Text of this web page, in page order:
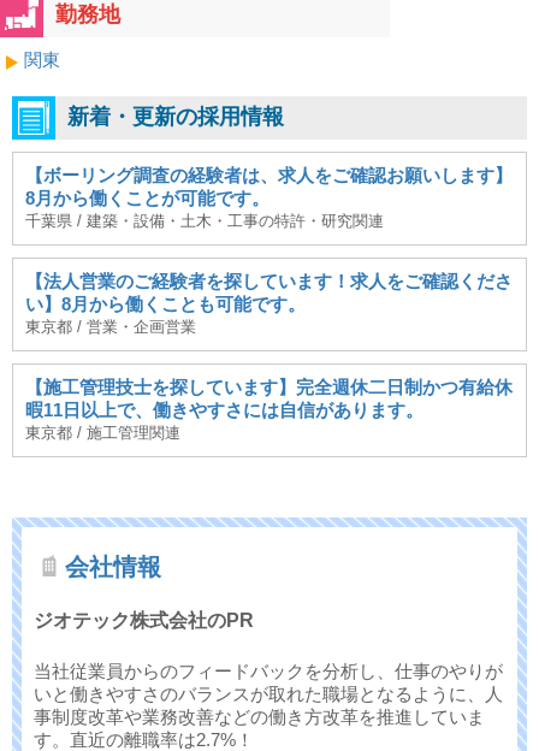
勤務地
関東
新着・更新の採用情報
【ボーリング調査の経験者は、求人をご確認お願いします】
8月から働くことが可能です。
千葉県 / 建築・設備・土木・工事の特許・研究関連
【法人営業のご経験者を探しています！求人をご確認くださ
い】8月から働くことも可能です。
東京都 / 営業・企画営業
【施工管理技士を探しています】完全週休二日制かつ有給休
暇11日以上で、働きやすさには自信があります。
東京都 / 施工管理関連
会社情報
ジオテック株式会社のPR
当社従業員からのフィードバックを分析し、仕事のやりが
いと働きやすさのバランスが取れた職場となるように、人
事制度改革や業務改善などの働き方改革を推進していま
す。直近の離職率は2.7%！